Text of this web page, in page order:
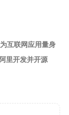
互联网应用量身
里开发并开源